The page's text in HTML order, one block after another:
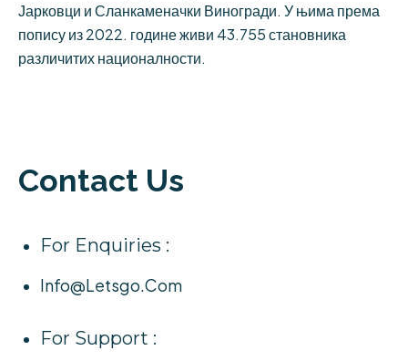
Јарковци и Сланкаменачки Виногради. У њима према
попису из 2022. године живи 43.755 становника
различитих националности.
Contact Us
For Enquiries :
Info@letsgo.com
For Support :